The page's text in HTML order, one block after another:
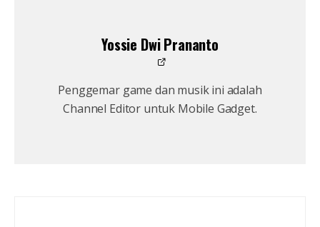
Yossie Dwi Prananto
Penggemar game dan musik ini adalah
Channel Editor untuk Mobile Gadget.